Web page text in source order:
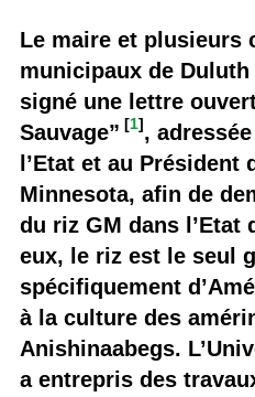
Le maire et plusieurs
municipaux de
signé une lettre
Sauvage” [1],
l’Etat et au Président
Minnesota, afin de
du riz GM dans l’Etat
eux, le riz est le seul
spécifiquement
à la culture des
Anishinaabegs.
a entrepris des